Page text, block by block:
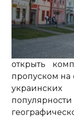
открыть
пропуском